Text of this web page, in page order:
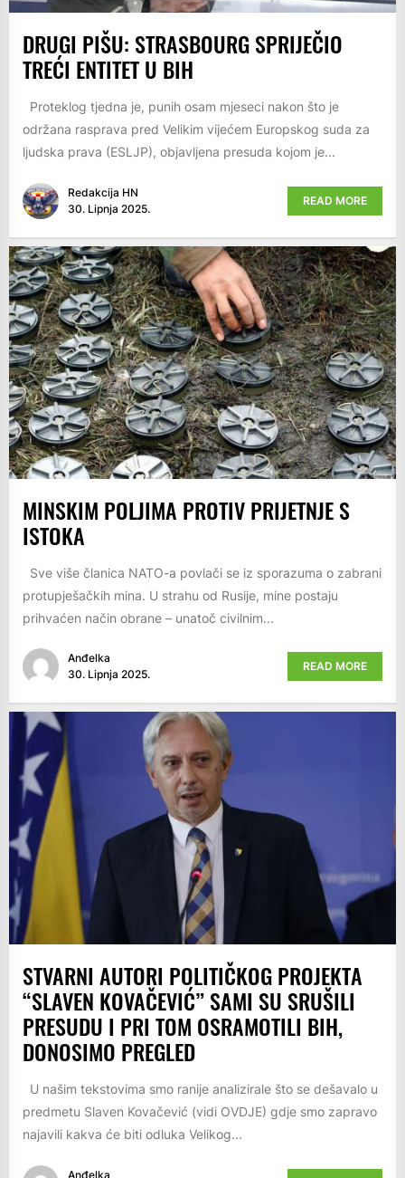
DRUGI PIŠU: STRASBOURG SPRIJEČIO
TREĆI ENTITET U BIH
Proteklog tjedna je, punih osam mjeseci nakon što je
održana rasprava pred Velikim vijećem Europskog suda za
ljudska prava (ESLJP), objavljena presuda kojom je...
Redakcija HN
30. Lipnja 2025.
READ MORE
MINSKIM POLJIMA PROTIV PRIJETNJE S
ISTOKA
Sve više članica NATO-a povlači se iz sporazuma o zabrani
protupješačkih mina. U strahu od Rusije, mine postaju
prihvaćen način obrane – unatoč civilnim...
Anđelka
30. Lipnja 2025.
READ MORE
STVARNI AUTORI POLITIČKOG PROJEKTA
“SLAVEN KOVAČEVIĆ” SAMI SU SRUŠILI
PRESUDU I PRI TOM OSRAMOTILI BIH,
DONOSIMO PREGLED
U našim tekstovima smo ranije analizirale što se dešavalo u
predmetu Slaven Kovačević (vidi OVDJE) gdje smo zapravo
najavili kakva će biti odluka Velikog...
Anđelka